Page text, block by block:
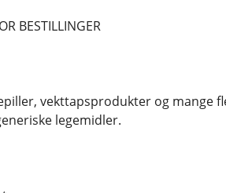
BESTILLINGER
vekttapsprodukter og mange
legemidler.